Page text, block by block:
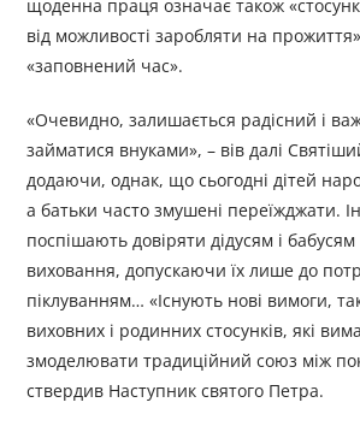
щоденна праця означає також
від можливості заробляти на
«заповнений час».
«Очевидно, залишається радісний і
займатися внуками», – вів далі
додаючи, однак, що сьогодні дітей
а батьки часто змушені переїжджати.
поспішають довіряти дідусям і бабусям
виховання, допускаючи їх лише до
піклуванням… «Існують нові вимоги,
виховних і родинних стосунків, які
змоделювати традиційний союз між
ствердив Наступник святого Петра.